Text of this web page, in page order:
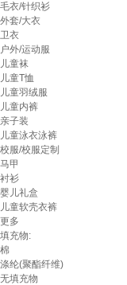
毛衣/针织衫
外套/大衣
卫衣
户外/运动服
儿童袜
儿童T恤
儿童羽绒服
儿童内裤
亲子装
儿童泳衣泳裤
校服/校服定制
马甲
衬衫
婴儿礼盒
儿童软壳衣裤
更多
填充物:
棉
涤纶(聚酯纤维)
无填充物